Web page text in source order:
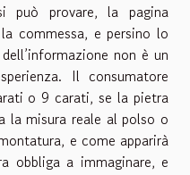
può provare, la pagina
commessa, e persino lo
non è un
Il consumatore
o 9 carati, se la pietra
la misura reale al polso o
e come apparirà
obbliga a immaginare, e